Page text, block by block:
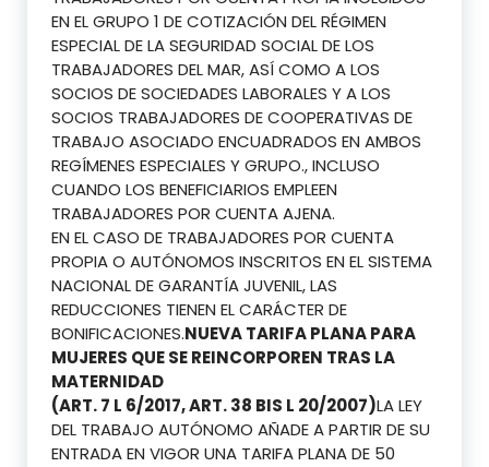
EN EL GRUPO 1 DE COTIZACIÓN DEL RÉGIMEN
ESPECIAL DE LA SEGURIDAD SOCIAL DE LOS
TRABAJADORES DEL MAR, ASÍ COMO A LOS
SOCIOS DE SOCIEDADES LABORALES Y A LOS
SOCIOS TRABAJADORES DE COOPERATIVAS DE
TRABAJO ASOCIADO ENCUADRADOS EN AMBOS
REGÍMENES ESPECIALES Y GRUPO., INCLUSO
CUANDO LOS BENEFICIARIOS EMPLEEN
TRABAJADORES POR CUENTA AJENA.
EN EL CASO DE TRABAJADORES POR CUENTA
PROPIA O AUTÓNOMOS INSCRITOS EN EL SISTEMA
NACIONAL DE GARANTÍA JUVENIL, LAS
REDUCCIONES TIENEN EL CARÁCTER DE
BONIFICACIONES.NUEVA TARIFA PLANA PARA
MUJERES QUE SE REINCORPOREN TRAS LA
MATERNIDAD
(ART. 7 L 6/2017, ART. 38 BIS L 20/2007)LA LEY
DEL TRABAJO AUTÓNOMO AÑADE A PARTIR DE SU
ENTRADA EN VIGOR UNA TARIFA PLANA DE 50